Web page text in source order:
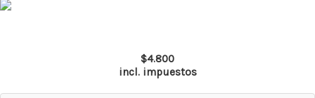
casco
$4.800
incl. impuestos